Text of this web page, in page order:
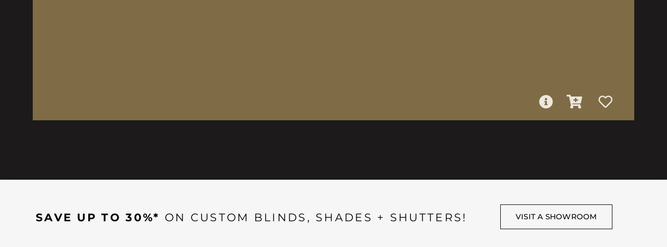
SAVE UP TO 30%* ON CUSTOM BLINDS, SHADES + SHUTTERS! VISIT A SHOWROOM